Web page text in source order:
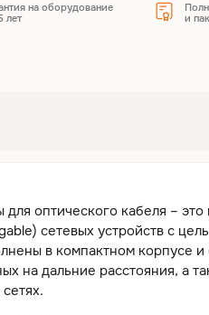
на оборудование
лет
и
оптического кабеля –
сетевых устройств с
в компактном корпусе
на дальние расстояния, а